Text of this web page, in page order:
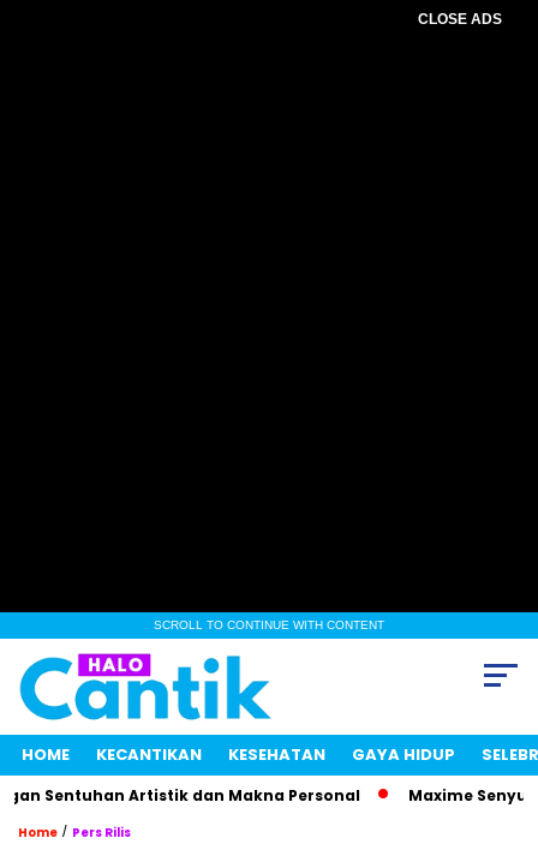
CLOSE ADS
SCROLL TO CONTINUE WITH CONTENT
HOME KECANTIKAN KESEHATAN GAYA HIDUP
Artistik dan Makna Personal Maxime Senyum
Home / Pers Rilis